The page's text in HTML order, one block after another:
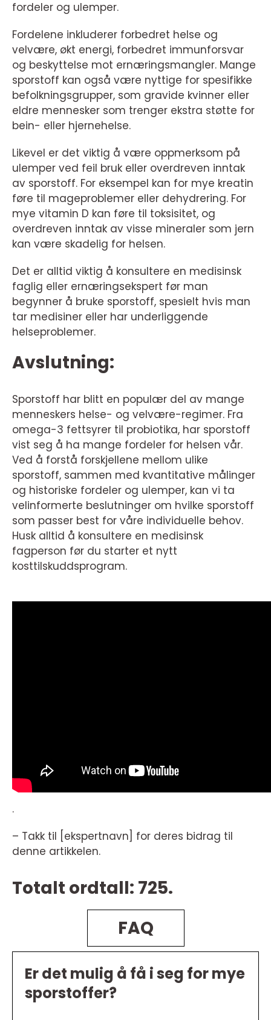
fordeler og ulemper.
Fordelene inkluderer forbedret helse og
velvære, økt energi, forbedret immunforsvar
og beskyttelse mot ernæringsmangler. Mange
sporstoff kan også være nyttige for spesifikke
befolkningsgrupper, som gravide kvinner eller
eldre mennesker som trenger ekstra støtte for
bein- eller hjernehelse.
Likevel er det viktig å være oppmerksom på
ulemper ved feil bruk eller overdreven inntak
av sporstoff. For eksempel kan for mye kreatin
føre til mageproblemer eller dehydrering. For
mye vitamin D kan føre til toksisitet, og
overdreven inntak av visse mineraler som jern
kan være skadelig for helsen.
Det er alltid viktig å konsultere en medisinsk
faglig eller ernæringsekspert før man
begynner å bruke sporstoff, spesielt hvis man
tar medisiner eller har underliggende
helseproblemer.
Avslutning:
Sporstoff har blitt en populær del av mange
menneskers helse- og velvære-regimer. Fra
omega-3 fettsyrer til probiotika, har sporstoff
vist seg å ha mange fordeler for helsen vår.
Ved å forstå forskjellene mellom ulike
sporstoff, sammen med kvantitative målinger
og historiske fordeler og ulemper, kan vi ta
velinformerte beslutninger om hvilke sporstoff
som passer best for våre individuelle behov.
Husk alltid å konsultere en medisinsk
fagperson før du starter et nytt
kosttilskuddsprogram.
.
– Takk til [ekspertnavn] for deres bidrag til
denne artikkelen.
Totalt ordtall: 725.
FAQ
Er det mulig å få i seg for mye
sporstoffer?